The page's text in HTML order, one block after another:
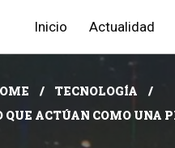
Inicio Actualidad
TECNOLOGÍA
ACTÚAN COMO UNA